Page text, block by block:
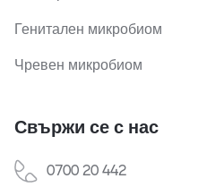
Генитален микробиом
Чревен микробиом
Свържи се с нас
0700 20 442